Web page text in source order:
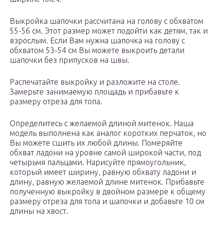
Выкройка шапочки рассчитана на голову с обхватом
55-56 см. Этот размер может подойти как детям, так и
взрослым. Если Вам нужна шапочка на голову с
обхватом 53-54 см Вы можете выкроить детали
шапочки без припусков на швы.
Распечатайте выкройку и разложите на столе.
Замерьте занимаемую площадь и прибавьте к
размеру отреза для топа.
Определитесь с желаемой длиной митенок. Наша
модель выполнена как аналог коротких перчаток, но
Вы можете сшить их любой длины. Померяйте
обхват ладони на уровне самой широкой части, под
четырьмя пальцами. Нарисуйте прямоугольник,
который имеет ширину, равную обхвату ладони и
длину, равную желаемой длине митенок. Прибавьте
полученную выкройку в двойном размере к общему
размеру отреза для топа и шапочки и добавьте 10 см
длины на хвост.